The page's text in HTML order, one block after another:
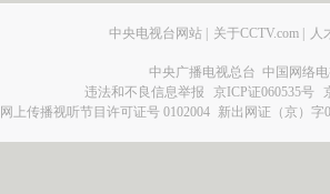
中央电视台网站 | 关于CCTV.com | 人
中央广播电视总台 中国网络
违法和不良信息举报
京ICP证060535号
网上传播视听节目许可证号 0102004 新出网证（京）